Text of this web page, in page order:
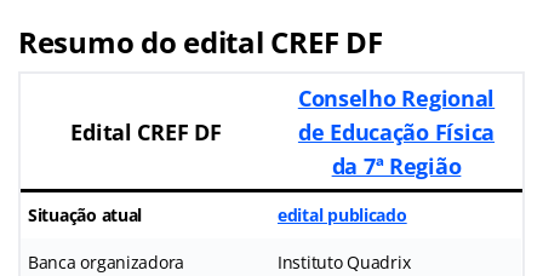
Resumo do edital CREF DF
Edital CREF DF
Conselho Regional
de Educação Física
da 7ª Região
Situação atual edital publicado
Banca organizadora Instituto Quadrix